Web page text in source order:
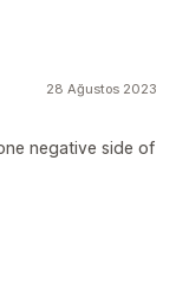
28 Ağustos 2023
negative side of